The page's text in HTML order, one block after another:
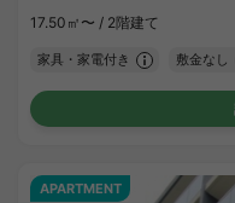
17.50㎡〜 / 2階建て
家具・家電付き 敷金なし
APARTMENT